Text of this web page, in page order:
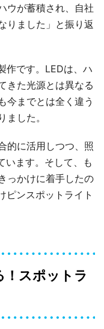
ウが蓄積され、自社
りました」と振り返
作です。LEDは、ハ
きた光源とは異なる
今までとは全く違う
した。
的に活用しつつ、照
います。そして、も
っかけに着手したの
ピンスポットライト
！スポットラ